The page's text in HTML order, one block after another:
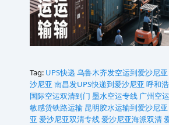
Tag: UPS快递 乌鲁木齐发空运到爱沙尼亚‌‌
沙尼亚‌‌ 南昌发UPS快递到爱沙尼亚‌‌ 呼和
国际空运双清到门 墨水空运专线 广州空
敏感货铁路运输 昆明胶水运输到爱沙尼亚
亚‌‌ 爱沙尼亚‌‌双清专线爱沙尼亚‌‌海派双清